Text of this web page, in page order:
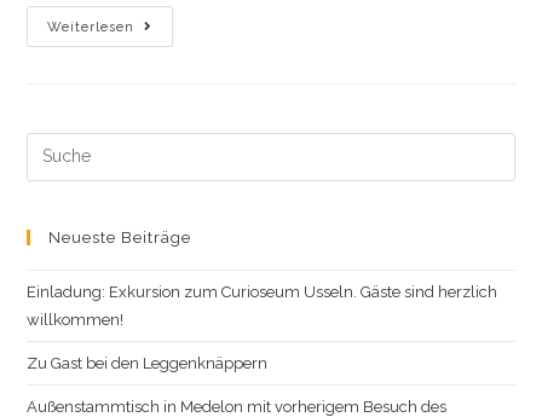
Weiterlesen
Stammtisch
7
Search
this
Neueste Beiträge
Einladung: Exkursion zum Curioseum Usseln. Gäste sind herzlich
willkommen!
Zu Gast bei den Leggenknäppern
Außenstammtisch in Medelon mit vorherigem Besuch des